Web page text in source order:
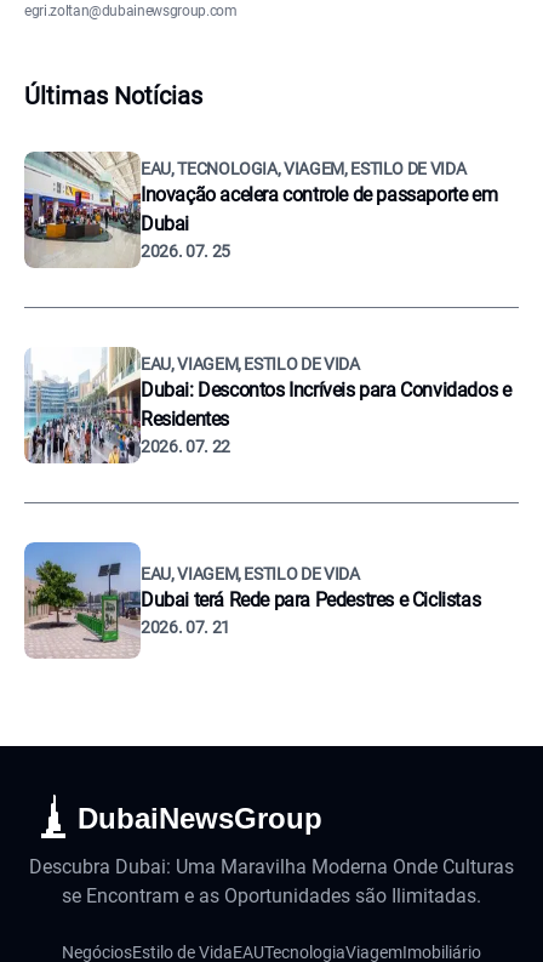
egri.zoltan@dubainewsgroup.com
Últimas Notícias
EAU, TECNOLOGIA, VIAGEM, ESTILO DE VIDA
Inovação acelera controle de passaporte em
Dubai
2026. 07. 25
EAU, VIAGEM, ESTILO DE VIDA
Dubai: Descontos Incríveis para Convidados e
Residentes
2026. 07. 22
EAU, VIAGEM, ESTILO DE VIDA
Dubai terá Rede para Pedestres e Ciclistas
2026. 07. 21
DubaiNewsGroup
Descubra Dubai: Uma Maravilha Moderna Onde Culturas
se Encontram e as Oportunidades são Ilimitadas.
NegóciosEstilo de VidaEAUTecnologiaViagemImobiliário